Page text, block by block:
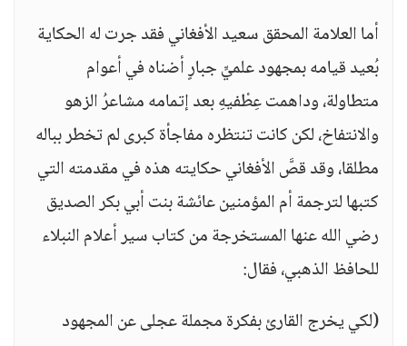
أما العلامة المحقق سعيد الأفغاني فقد جرت له الحكاية
بُعيد قيامه بمجهود علميٍّ جبارٍ أضناه في أعوام
متطاولة، وداهمت عِطْفيهِ بعد إتمامه مشاعرُ الزهو
والانتفاخ، لكن كانت تنتظره مفاجأة كبرى لم تخطر بباله
مطلقا، وقد قصَّ الأفغاني حكايته هذه في مقدمته التي
كتبها لترجمة أم المؤمنين عائشة بنت أبي بكر الصديق
رضي الله عنها المستخرجة من كتاب سير أعلام النبلاء
للحافظ الذهبي، فقال:
(لكي يخرج القارئ بفكرة مجملة عجلى عن المجهود